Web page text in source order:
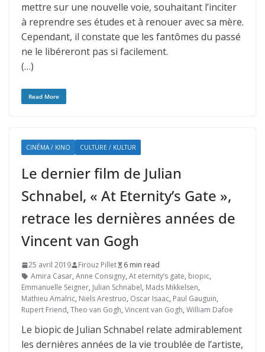
mettre sur une nouvelle voie, souhaitant l’inciter
à reprendre ses études et à renouer avec sa mère.
Cependant, il constate que les fantômes du passé
ne le libéreront pas si facilement.
(…)
Read More
CINÉMA / KINO CULTURE / KULTUR
Le dernier film de Julian
Schnabel, « At Eternity’s Gate »,
retrace les dernières années de
Vincent van Gogh
25 avril 2019 Firouz Pillet
6 min read
Amira Casar, Anne Consigny, At eternity’s gate, biopic,
Emmanuelle Seigner, Julian Schnabel, Mads Mikkelsen,
Mathieu Amalric, Niels Arestruo, Oscar Isaac, Paul Gauguin,
Rupert Friend, Theo van Gogh, Vincent van Gogh, William Dafoe
Le biopic de Julian Schnabel relate admirablement
les dernières années de la vie troublée de l’artiste,